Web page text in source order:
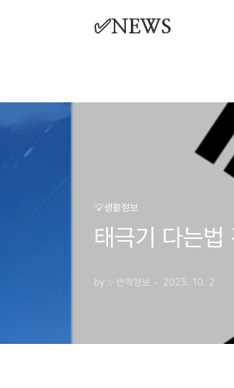
✅NEWS
💡생활정보
태극기 다는법
by ✨반짝정보 2025. 10. 2.